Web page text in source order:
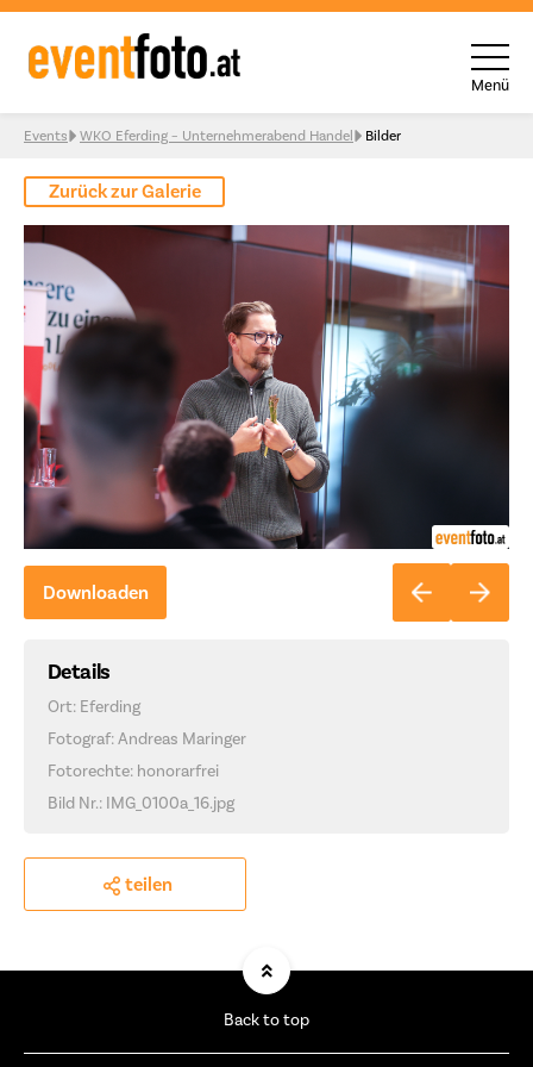
Skip to content
Menü
Events WKO Eferding – Unternehmerabend Handel Bilder
Zurück zur Galerie
Downloaden
Details
Ort: Eferding
Fotograf: Andreas Maringer
Fotorechte: honorarfrei
Bild Nr.: IMG_0100a_16.jpg
teilen
Back to top